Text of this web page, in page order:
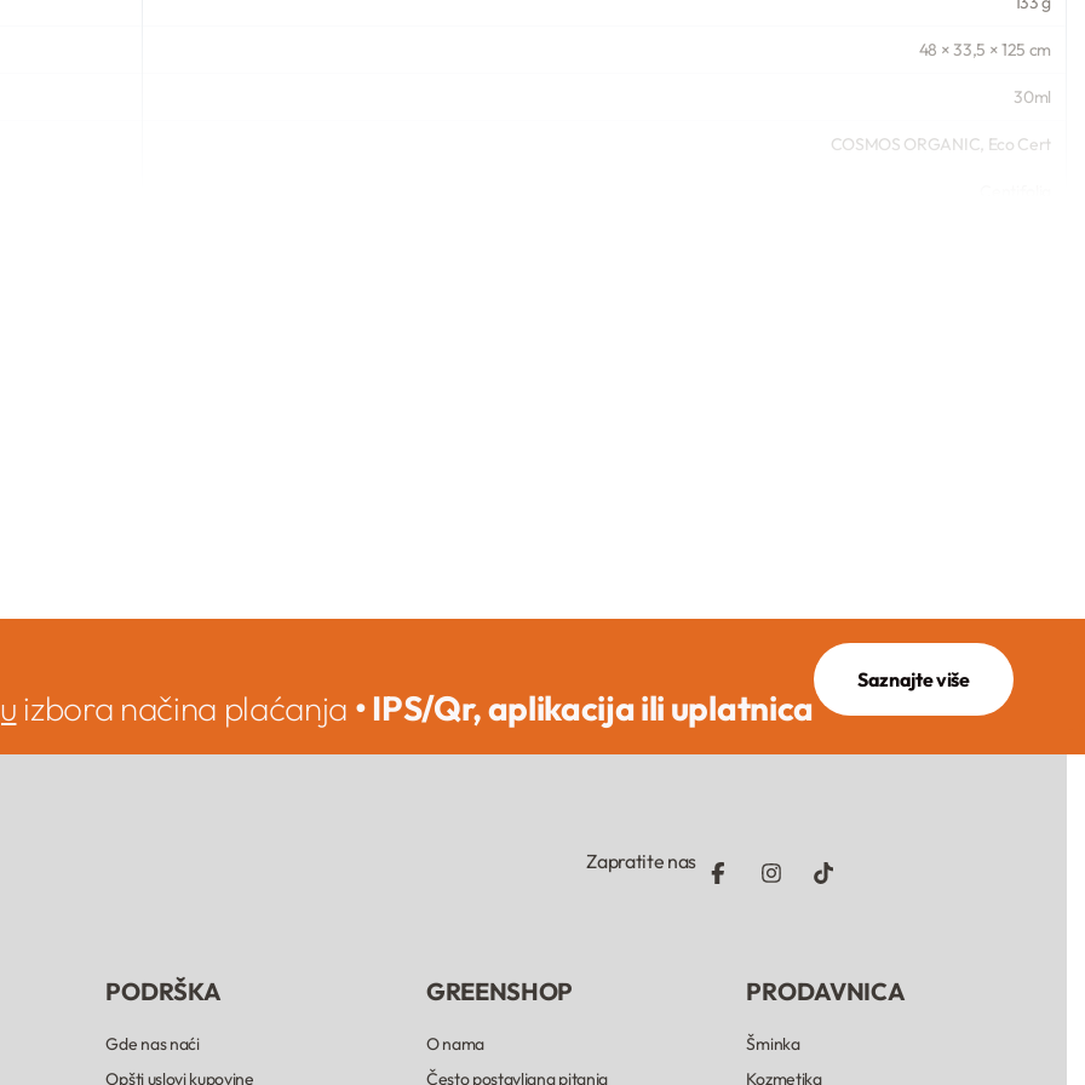
48 × 33,5 × 125 cm
30ml
COSMOS ORGANIC, Eco Cert
izbora načina plaćanja • IPS/Qr, aplikacija ili uplatnica
Saznajte više
Zapratite nas
PODRŠKA
Gde nas naći
Opšti uslovi kupovine
GREENSHOP
O nama
Često postavljana pitanja
PRODAVNICA
Šminka
Kozmetika